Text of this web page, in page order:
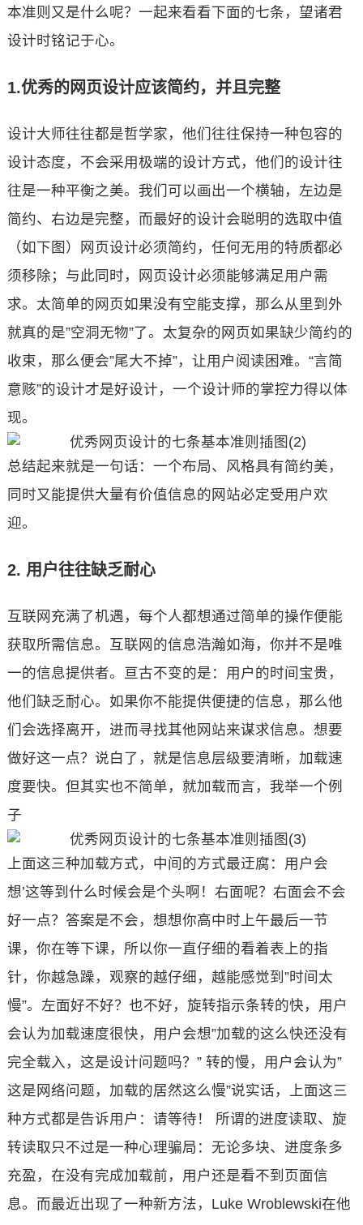
本准则又是什么呢？一起来看看下面的七条，望诸君
设计时铭记于心。
1.优秀的网页设计应该简约，并且完整
设计大师往往都是哲学家，他们往往保持一种包容的
设计态度，不会采用极端的设计方式，他们的设计往
往是一种平衡之美。我们可以画出一个横轴，左边是
简约、右边是完整，而最好的设计会聪明的选取中值
（如下图）网页设计必须简约，任何无用的特质都必
须移除；与此同时，网页设计必须能够满足用户需
求。太简单的网页如果没有空能支撑，那么从里到外
就真的是”空洞无物”了。太复杂的网页如果缺少简约的
收束，那么便会”尾大不掉”，让用户阅读困难。“言简
意赅”的设计才是好设计，一个设计师的掌控力得以体
现。
总结起来就是一句话：一个布局、风格具有简约美，
同时又能提供大量有价值信息的网站必定受用户欢
迎。
2. 用户往往缺乏耐心
互联网充满了机遇，每个人都想通过简单的操作便能
获取所需信息。互联网的信息浩瀚如海，你并不是唯
一的信息提供者。亘古不变的是：用户的时间宝贵，
他们缺乏耐心。如果你不能提供便捷的信息，那么他
们会选择离开，进而寻找其他网站来谋求信息。想要
做好这一点？说白了，就是信息层级要清晰，加载速
度要快。但其实也不简单，就加载而言，我举一个例
子
上面这三种加载方式，中间的方式最迂腐：用户会
想’这等到什么时候会是个头啊！右面呢？右面会不会
好一点？答案是不会，想想你高中时上午最后一节
课，你在等下课，所以你一直仔细的看着表上的指
针，你越急躁，观察的越仔细，越能感觉到”时间太
慢”。左面好不好？也不好，旋转指示条转的快，用户
会认为加载速度很快，用户会想”加载的这么快还没有
完全载入，这是设计问题吗？” 转的慢，用户会认为”
这是网络问题，加载的居然这么慢”说实话，上面这三
种方式都是告诉用户：请等待！ 所谓的进度读取、旋
转读取只不过是一种心理骗局：无论多块、进度条多
充盈，在没有完成加载前，用户还是看不到页面信
息。而最近出现了一种新方法，Luke Wroblewski在他